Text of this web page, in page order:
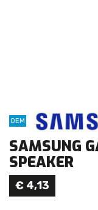
OEM
SAMSUNG
SPEAKER
€ 4,13